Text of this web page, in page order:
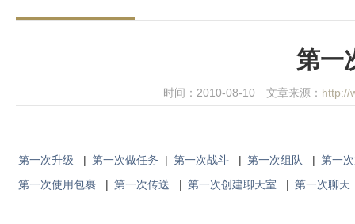
第一
时间：2010-08-10 文章来源： http://
第一次升级 | 第一次做任务 | 第一次战斗 | 第一次组队 | 第一
第一次使用包裹
| 第一次传送 | 第一次创建聊天室 | 第一次聊天